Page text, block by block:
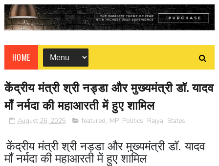
HOME
केंद्रीय मंत्री श्री नड्डा और मुख्यमंत्री डॉ. यादव
माँ नर्मदा की महाआरती में हुए शामिल
August 26, 2025 featured, MP, Politics, Rajya, States
केंद्रीय मंत्री श्री नड्डा और मुख्यमंत्री डॉ. यादव
माँ नर्मदा की महाआरती में हुए शामिल